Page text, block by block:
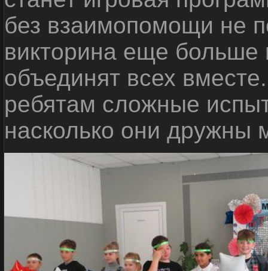
без взаимопомощи не
викторина еще
объединят всех
ребятам сложные
насколько они дружны